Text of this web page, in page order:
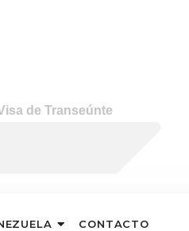
de Transeúnte
CONTACTO